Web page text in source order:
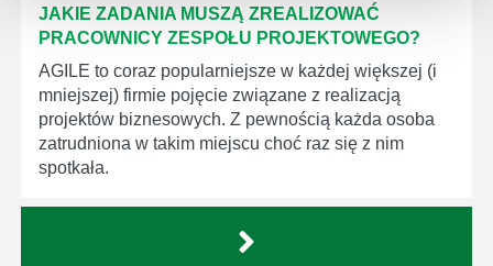
JAKIE ZADANIA MUSZĄ ZREALIZOWAĆ
PRACOWNICY ZESPOŁU PROJEKTOWEGO?
AGILE to coraz popularniejsze w każdej większej (i
mniejszej) firmie pojęcie związane z realizacją
projektów biznesowych. Z pewnością każda osoba
zatrudniona w takim miejscu choć raz się z nim
spotkała.